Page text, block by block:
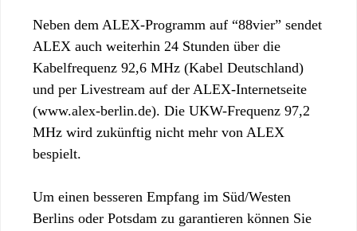
Neben dem ALEX-Programm auf “88vier” sendet
ALEX auch weiterhin 24 Stunden über die
Kabelfrequenz 92,6 MHz (Kabel Deutschland)
und per Livestream auf der ALEX-Internetseite
(www.alex-berlin.de). Die UKW-Frequenz 97,2
MHz wird zukünftig nicht mehr von ALEX
bespielt.
Um einen besseren Empfang im Süd/Westen
Berlins oder Potsdam zu garantieren können Sie